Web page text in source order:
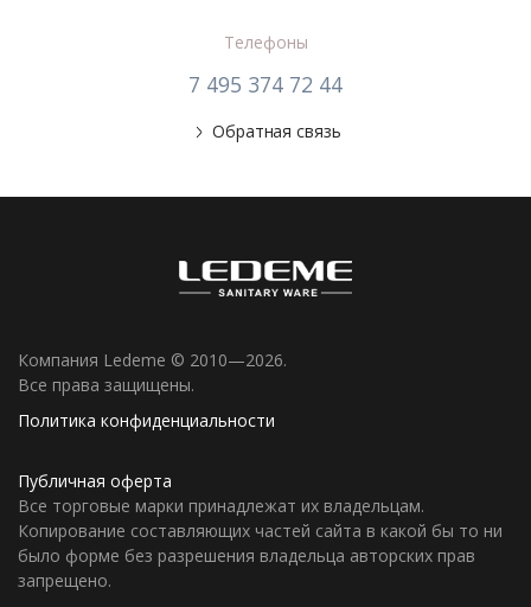
Телефоны
7 495 374 72 44
Обратная связь
Компания Ledeme © 2010—2026.
Все права защищены.
Политика конфиденциальности
Публичная оферта
Все торговые марки принадлежат их владельцам.
Копирование составляющих частей сайта в какой бы то ни
было форме без разрешения владельца авторских прав
запрещено.